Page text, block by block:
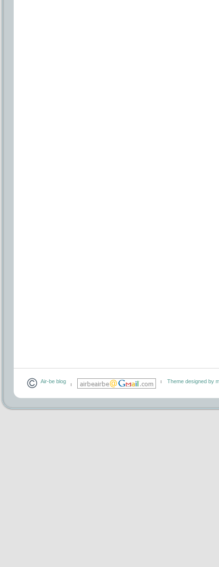
Air-be blog Theme designed by